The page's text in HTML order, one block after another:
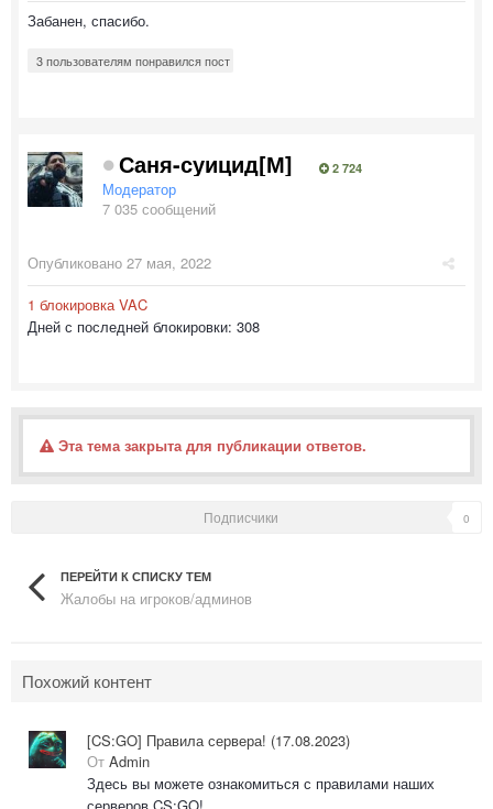
Забанен, спасибо.
3 пользователям понравился пост
Саня-суицид[М] 2 724
Модератор
7 035 сообщений
Опубликовано 27 мая, 2022
1 блокировка VAC
Дней с последней блокировки: 308
Эта тема закрыта для публикации ответов.
Подписчики 0
ПЕРЕЙТИ К СПИСКУ ТЕМ
Жалобы на игроков/админов
Похожий контент
[CS:GO] Правила сервера! (17.08.2023)
От Admin
Здесь вы можете ознакомиться с правилами наших
серверов CS:GO!